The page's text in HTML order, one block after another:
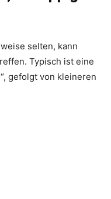
selten, kann
Typisch ist eine
gefolgt von kleineren